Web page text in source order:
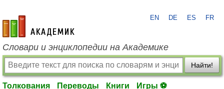
academic.ru
EN DE ES FR
Словари и энциклопедии на Академике
Найти!
Толкования Переводы Книги Игры ⚽